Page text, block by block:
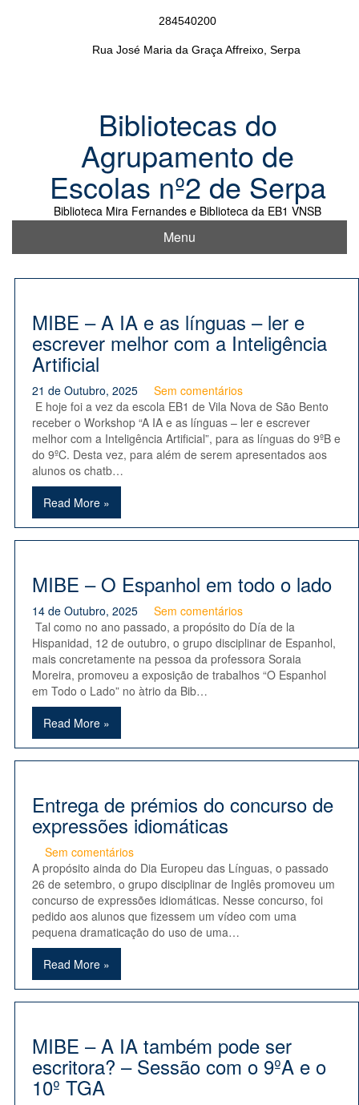
284540200
Rua José Maria da Graça Affreixo, Serpa
Bibliotecas do
Agrupamento de
Escolas nº2 de Serpa
Biblioteca Mira Fernandes e Biblioteca da EB1 VNSB
Menu
MIBE – A IA e as línguas – ler e
escrever melhor com a Inteligência
Artificial
21 de Outubro, 2025
Sem comentários
E hoje foi a vez da escola EB1 de Vila Nova de São Bento
receber o Workshop “A IA e as línguas – ler e escrever
melhor com a Inteligência Artificial”, para as línguas do 9ºB e
do 9ºC. Desta vez, para além de serem apresentados aos
alunos os chatb…
Read More »
MIBE – O Espanhol em todo o lado
14 de Outubro, 2025
Sem comentários
Tal como no ano passado, a propósito do Día de la
Hispanidad, 12 de outubro, o grupo disciplinar de Espanhol,
mais concretamente na pessoa da professora Soraia
Moreira, promoveu a exposição de trabalhos “O Espanhol
em Todo o Lado” no àtrio da Bib…
Read More »
Entrega de prémios do concurso de
expressões idiomáticas
Sem comentários
A propósito ainda do Dia Europeu das Línguas, o passado
26 de setembro, o grupo disciplinar de Inglês promoveu um
concurso de expressões idiomáticas. Nesse concurso, foi
pedido aos alunos que fizessem um vídeo com uma
pequena dramaticação do uso de uma…
Read More »
MIBE – A IA também pode ser
escritora? – Sessão com o 9ºA e o
10º TGA